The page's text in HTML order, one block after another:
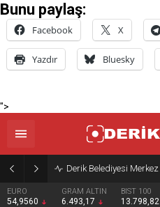
Bunu paylaş:
Facebook X
Yazdır Bluesky
">
EURO
54,9560
GRAM ALTIN
6.493,17
BIST 100
13.798,82